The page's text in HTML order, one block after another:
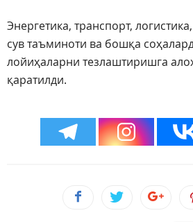
Энергетика, транспорт,
сув таъминоти ва бошқа
лойиҳаларни тезлаштиришга
қаратилди.